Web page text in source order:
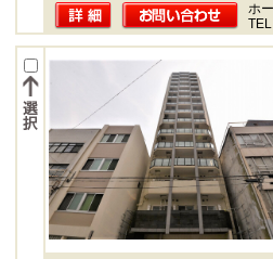
ホ